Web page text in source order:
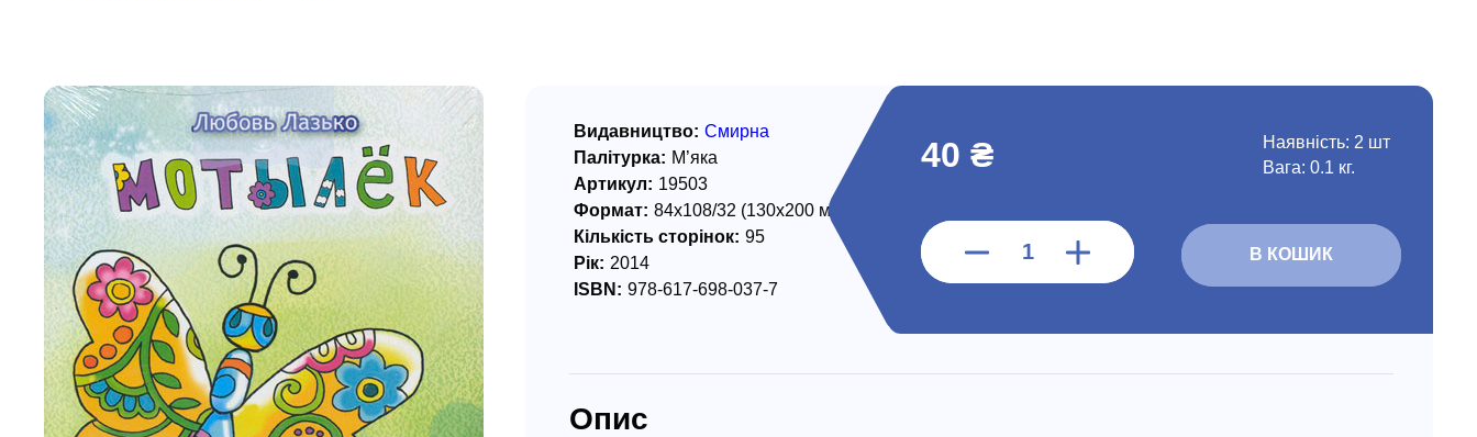
Новинки
Свіжі надходження, актуальна
література та нові автори на нашій
полиці.
Історія
Книги іноземними мовами
Лідерство
Нерелігійні видання
Церковні традиції
Служіння Церкви
Публіцистика
Богослів`я
Шлюб і сім`я
40 ₴ Наявність: 2 шт
Вага: 0.1 кг.
В КОШИК
Видавництво: Смирна
Палітурка: М’яка
Артикул: 19503
Формат: 84х108/32 (130х200 мм)
Кількість сторінок: 95
Рік: 2014
ISBN: 978-617-698-037-7
Опис